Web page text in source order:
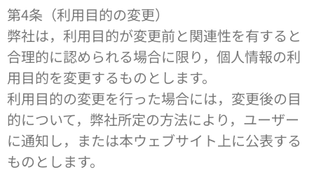
第4条（利用目的の変更）
弊社は，利用目的が変更前と関連性を有すると
合理的に認められる場合に限り，個人情報の利
用目的を変更するものとします。
利用目的の変更を行った場合には，変更後の目
的について，弊社所定の方法により，ユーザー
に通知し，または本ウェブサイト上に公表する
ものとします。